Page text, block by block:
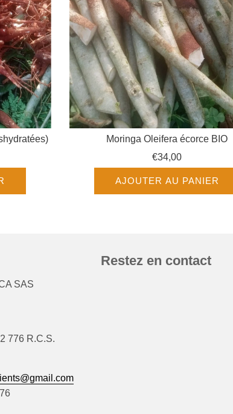
Moringa Oleifera écorce BIO
€34,00
AJOUTER AU PANIER
SAS
776 R.C.S.
Restez en contact